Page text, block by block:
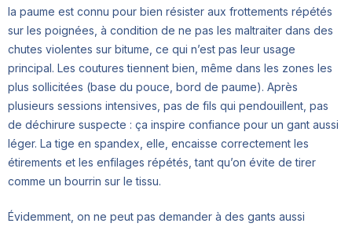
la paume est connu pour bien résister aux frottements répétés
sur les poignées, à condition de ne pas les maltraiter dans des
chutes violentes sur bitume, ce qui n’est pas leur usage
principal. Les coutures tiennent bien, même dans les zones les
plus sollicitées (base du pouce, bord de paume). Après
plusieurs sessions intensives, pas de fils qui pendouillent, pas
de déchirure suspecte : ça inspire confiance pour un gant aussi
léger. La tige en spandex, elle, encaisse correctement les
étirements et les enfilages répétés, tant qu’on évite de tirer
comme un bourrin sur le tissu.
Évidemment, on ne peut pas demander à des gants aussi